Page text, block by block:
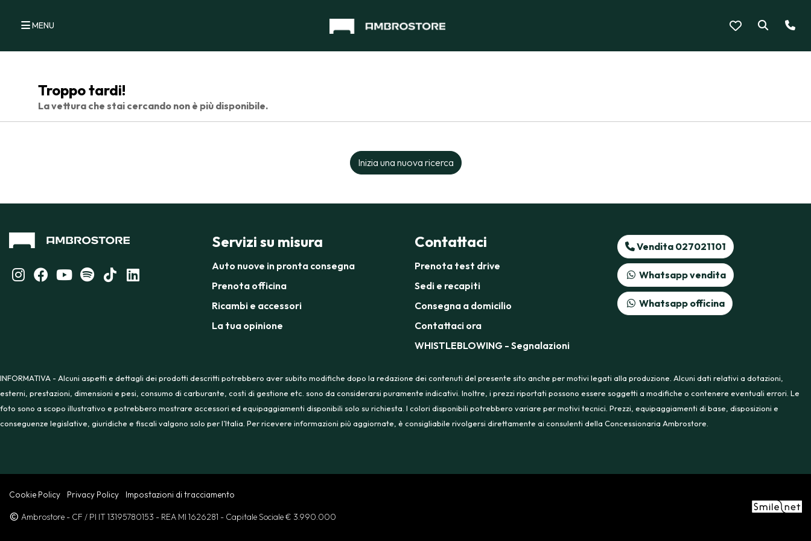
MENU
Troppo tardi!
La vettura che stai cercando non è più disponibile.
Inizia una nuova ricerca
Servizi su misura
Auto nuove in pronta consegna
Prenota officina
Ricambi e accessori
La tua opinione
Contattaci
Prenota test drive
Sedi e recapiti
Consegna a domicilio
Contattaci ora
WHISTLEBLOWING - Segnalazioni
Vendita 027021101
Whatsapp vendita
Whatsapp officina
INFORMATIVA - Alcuni aspetti e dettagli dei prodotti descritti potrebbero aver subito modifiche dopo la redazione dei contenuti del presente sito anche per motivi legati alla produzione. Alcuni dati relativi a dotazioni,
esterni, prestazioni, dimensioni e pesi, consumo di carburante, costi di gestione etc. sono da considerarsi puramente indicativi. Inoltre, i prezzi riportati possono essere soggetti a modifiche o contenere eventuali errori. Le
foto sono a scopo illustrativo e potrebbero mostrare accessori ed equipaggiamenti disponibili solo su richiesta. I colori disponibili potrebbero variare per motivi tecnici. Prezzi, equipaggiamenti di base, disposizioni e
conseguenze legislative, giuridiche e fiscali valgono solo per l’Italia. Per ricevere informazioni più aggiornate, è consigliabile rivolgersi direttamente ai consulenti della Concessionaria Ambrostore.
Cookie Policy Privacy Policy Impostazioni di tracciamento
Ambrostore - CF / PI IT 13195780153 - REA MI 1626281 - Capitale Sociale € 3.990.000